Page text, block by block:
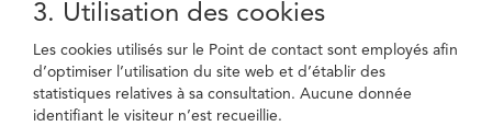
3. Utilisation des cookies
Les cookies utilisés sur le Point de contact sont employés afin
d’optimiser l’utilisation du site web et d’établir des
statistiques relatives à sa consultation. Aucune donnée
identifiant le visiteur n’est recueillie.